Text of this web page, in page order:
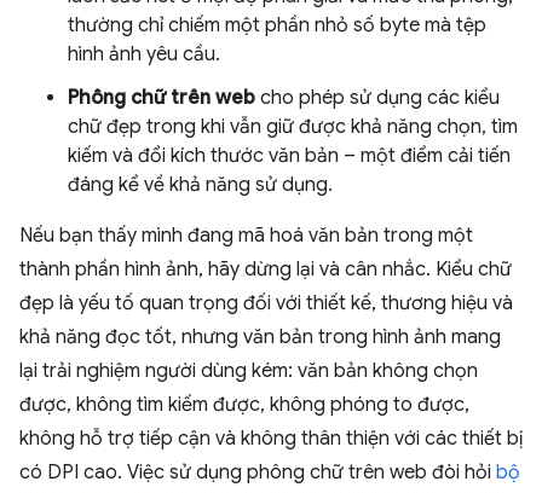
thường chỉ chiếm một phần nhỏ số byte mà tệp
hình ảnh yêu cầu.
Phông chữ trên web cho phép sử dụng các kiểu
chữ đẹp trong khi vẫn giữ được khả năng chọn, tìm
kiếm và đổi kích thước văn bản – một điểm cải tiến
đáng kể về khả năng sử dụng.
Nếu bạn thấy mình đang mã hoá văn bản trong một
thành phần hình ảnh, hãy dừng lại và cân nhắc. Kiểu chữ
đẹp là yếu tố quan trọng đối với thiết kế, thương hiệu và
khả năng đọc tốt, nhưng văn bản trong hình ảnh mang
lại trải nghiệm người dùng kém: văn bản không chọn
được, không tìm kiếm được, không phóng to được,
không hỗ trợ tiếp cận và không thân thiện với các thiết bị
có DPI cao. Việc sử dụng phông chữ trên web đòi hỏi bộ